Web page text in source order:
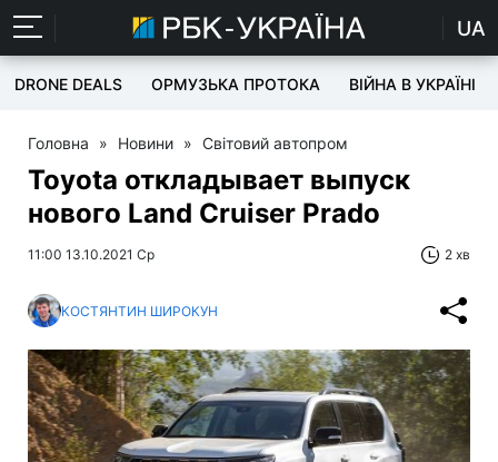
UA
DRONE DEALS ОРМУЗЬКА ПРОТОКА ВІЙНА В УКРАЇНІ
Головна » Новини » Світовий автопром
Toyota откладывает выпуск
нового Land Cruiser Prado
11:00 13.10.2021 Ср 2 хв
КОСТЯНТИН ШИРОКУН